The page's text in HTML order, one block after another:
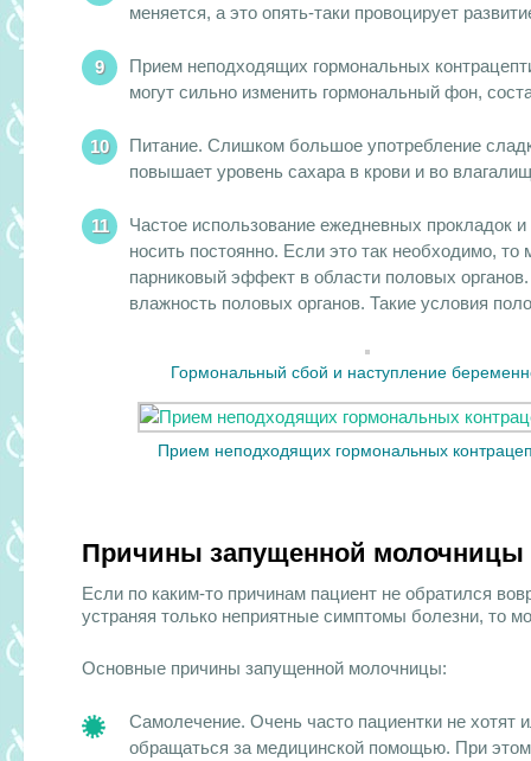
меняется, а это опять-таки провоцирует
Прием неподходящих гормональных
могут сильно изменить гормональный фон,
Питание. Слишком большое употребление
повышает уровень сахара в крови и во
Частое использование ежедневных прокладок
носить постоянно. Если это так необходимо,
парниковый эффект в области половых
влажность половых органов. Такие условия
Гормональный сбой и наступление
Прием неподходящих гормональных
Причины запущенной молочницы
Если по каким-то причинам пациент не обратился
устраняя только неприятные симптомы болезни, то
Основные причины запущенной молочницы:
Самолечение. Очень часто пациентки не хотят
обращаться за медицинской помощью. При